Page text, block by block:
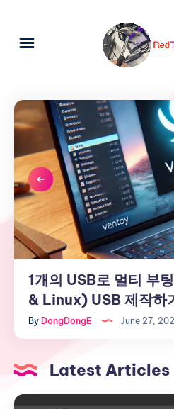
1개의 USB로 멀티 부
& Linux) USB 제작
By DongDongE June 27,
1
개
멀
Latest Articles
멀